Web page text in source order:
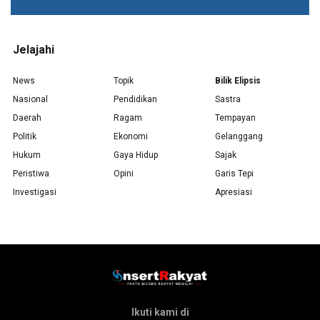
Jelajahi
News
Nasional
Daerah
Politik
Hukum
Peristiwa
Investigasi
Topik
Pendidikan
Ragam
Ekonomi
Gaya Hidup
Opini
Bilik Elipsis
Sastra
Tempayan
Gelanggang
Sajak
Garis Tepi
Apresiasi
Ikuti kami di